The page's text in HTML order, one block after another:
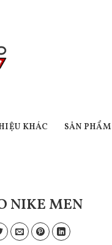
KHÁC SẢN
NIKE MEN